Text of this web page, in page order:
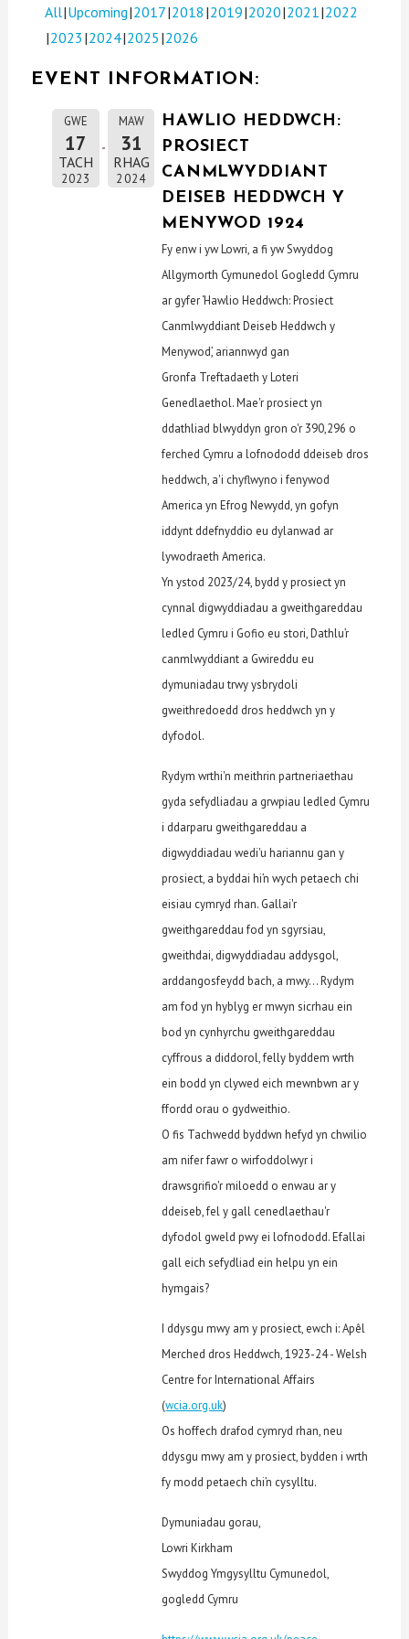
All Upcoming 2017 2018 2019 2020 2021 2022
2023 2024 2025 2026
EVENT INFORMATION:
GWE
17
TACH
2023
MAW
31
RHAG
2024
HAWLIO HEDDWCH:
PROSIECT
CANMLWYDDIANT
DEISEB HEDDWCH Y
MENYWOD 1924
Fy enw i yw Lowri, a fi yw Swyddog
Allgymorth Cymunedol Gogledd Cymru
ar gyfer ‘Hawlio Heddwch: Prosiect
Canmlwyddiant Deiseb Heddwch y
Menywod’, ariannwyd gan
Gronfa Treftadaeth y Loteri
Genedlaethol. Mae'r prosiect yn
ddathliad blwyddyn gron o'r 390,296 o
ferched Cymru a lofnododd ddeiseb dros
heddwch, a'i chyflwyno i fenywod
America yn Efrog Newydd, yn gofyn
iddynt ddefnyddio eu dylanwad ar
lywodraeth America.
Yn ystod 2023/24, bydd y prosiect yn
cynnal digwyddiadau a gweithgareddau
ledled Cymru i Gofio eu stori, Dathlu’r
canmlwyddiant a Gwireddu eu
dymuniadau trwy ysbrydoli
gweithredoedd dros heddwch yn y
dyfodol.
Rydym wrthi'n meithrin partneriaethau
gyda sefydliadau a grwpiau ledled Cymru
i ddarparu gweithgareddau a
digwyddiadau wedi'u hariannu gan y
prosiect, a byddai hi’n wych petaech chi
eisiau cymryd rhan. Gallai'r
gweithgareddau fod yn sgyrsiau,
gweithdai, digwyddiadau addysgol,
arddangosfeydd bach, a mwy... Rydym
am fod yn hyblyg er mwyn sicrhau ein
bod yn cynhyrchu gweithgareddau
cyffrous a diddorol, felly byddem wrth
ein bodd yn clywed eich mewnbwn ar y
ffordd orau o gydweithio.
O fis Tachwedd byddwn hefyd yn chwilio
am nifer fawr o wirfoddolwyr i
drawsgrifio'r miloedd o enwau ar y
ddeiseb, fel y gall cenedlaethau'r
dyfodol gweld pwy ei lofnododd. Efallai
gall eich sefydliad ein helpu yn ein
hymgais?
I ddysgu mwy am y prosiect, ewch i: Apêl
Merched dros Heddwch, 1923-24 - Welsh
Centre for International Affairs
(wcia.org.uk)
Os hoffech drafod cymryd rhan, neu
ddysgu mwy am y prosiect, bydden i wrth
fy modd petaech chi’n cysylltu.
Dymuniadau gorau,
Lowri Kirkham
Swyddog Ymgysylltu Cymunedol,
gogledd Cymru